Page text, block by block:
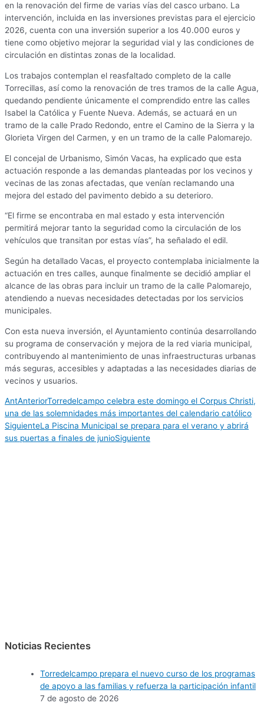
en la renovación del firme de varias vías del casco urbano. La
intervención, incluida en las inversiones previstas para el ejercicio
2026, cuenta con una inversión superior a los 40.000 euros y
tiene como objetivo mejorar la seguridad vial y las condiciones de
circulación en distintas zonas de la localidad.
Los trabajos contemplan el reasfaltado completo de la calle
Torrecillas, así como la renovación de tres tramos de la calle Agua,
quedando pendiente únicamente el comprendido entre las calles
Isabel la Católica y Fuente Nueva. Además, se actuará en un
tramo de la calle Prado Redondo, entre el Camino de la Sierra y la
Glorieta Virgen del Carmen, y en un tramo de la calle Palomarejo.
El concejal de Urbanismo, Simón Vacas, ha explicado que esta
actuación responde a las demandas planteadas por los vecinos y
vecinas de las zonas afectadas, que venían reclamando una
mejora del estado del pavimento debido a su deterioro.
“El firme se encontraba en mal estado y esta intervención
permitirá mejorar tanto la seguridad como la circulación de los
vehículos que transitan por estas vías”, ha señalado el edil.
Según ha detallado Vacas, el proyecto contemplaba inicialmente la
actuación en tres calles, aunque finalmente se decidió ampliar el
alcance de las obras para incluir un tramo de la calle Palomarejo,
atendiendo a nuevas necesidades detectadas por los servicios
municipales.
Con esta nueva inversión, el Ayuntamiento continúa desarrollando
su programa de conservación y mejora de la red viaria municipal,
contribuyendo al mantenimiento de unas infraestructuras urbanas
más seguras, accesibles y adaptadas a las necesidades diarias de
vecinos y usuarios.
AntAnteriorTorredelcampo celebra este domingo el Corpus Christi,
una de las solemnidades más importantes del calendario católico
SiguienteLa Piscina Municipal se prepara para el verano y abrirá
sus puertas a finales de junioSiguiente
Noticias Recientes
Torredelcampo prepara el nuevo curso de los programas
de apoyo a las familias y refuerza la participación infantil
7 de agosto de 2026